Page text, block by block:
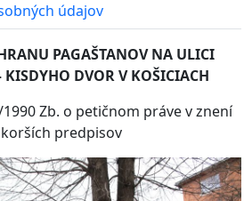
údajov
PAGAŠTANOV NA ULICI
DVOR V KOŠICIACH
Zb. o petičnom práve v znení
predpisov